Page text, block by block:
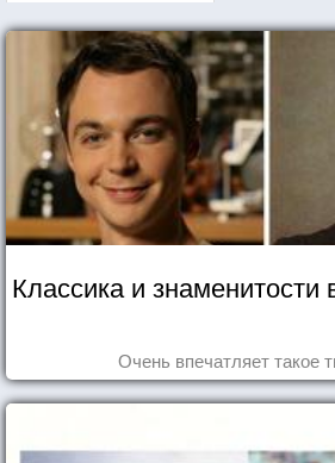
Классика и знаменитости
Очень впечатляет такое